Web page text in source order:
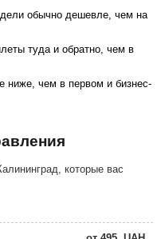
обычно дешевле, чем на
туда и обратно, чем в
ниже, чем в первом и бизнес-
которые вас